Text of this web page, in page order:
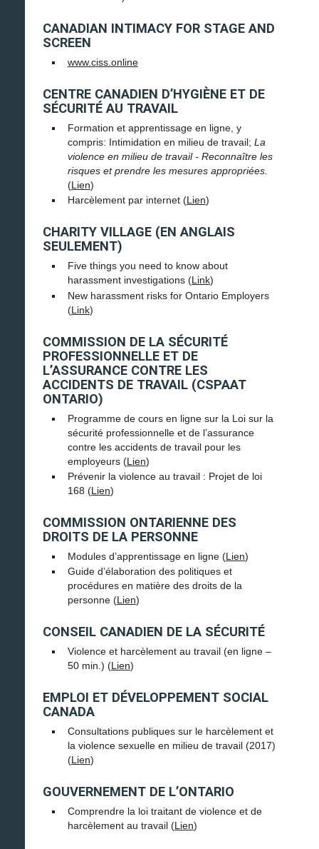
CANADIAN INTIMACY FOR STAGE AND
SCREEN
www.ciss.online
CENTRE CANADIEN D’HYGIÈNE ET DE
SÉCURITÉ AU TRAVAIL
Formation et apprentissage en ligne, y
compris: Intimidation en milieu de travail; La
violence en milieu de travail - Reconnaître les
risques et prendre les mesures appropriées.
(Lien)
Harcèlement par internet (Lien)
CHARITY VILLAGE (EN ANGLAIS
SEULEMENT)
Five things you need to know about
harassment investigations (Link)
New harassment risks for Ontario Employers
(Link)
COMMISSION DE LA SÉCURITÉ
PROFESSIONNELLE ET DE
L’ASSURANCE CONTRE LES
ACCIDENTS DE TRAVAIL (CSPAAT
ONTARIO)
Programme de cours en ligne sur la Loi sur la
sécurité professionnelle et de l’assurance
contre les accidents de travail pour les
employeurs (Lien)
Prévenir la violence au travail : Projet de loi
168 (Lien)
COMMISSION ONTARIENNE DES
DROITS DE LA PERSONNE
Modules d’apprentissage en ligne (Lien)
Guide d’élaboration des politiques et
procédures en matière des droits de la
personne (Lien)
CONSEIL CANADIEN DE LA SÉCURITÉ
Violence et harcèlement au travail (en ligne –
50 min.) (Lien)
EMPLOI ET DÉVELOPPEMENT SOCIAL
CANADA
Consultations publiques sur le harcèlement et
la violence sexuelle en milieu de travail (2017)
(Lien)
GOUVERNEMENT DE L’ONTARIO
Comprendre la loi traitant de violence et de
harcèlement au travail (Lien)